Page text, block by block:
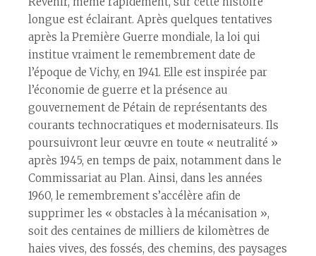
longue est éclairant. Après quelques tentatives
après la Première Guerre mondiale, la loi qui
institue vraiment le remembrement date de
l’époque de Vichy, en 1941. Elle est inspirée par
l’économie de guerre et la présence au
gouvernement de Pétain de représentants des
courants technocratiques et modernisateurs. Ils
poursuivront leur œuvre en toute « neutralité »
après 1945, en temps de paix, notamment dans le
Commissariat au Plan. Ainsi, dans les années
1960, le remembrement s’accélère afin de
supprimer les « obstacles à la mécanisation »,
soit des centaines de milliers de kilomètres de
haies vives, des fossés, des chemins, des paysages